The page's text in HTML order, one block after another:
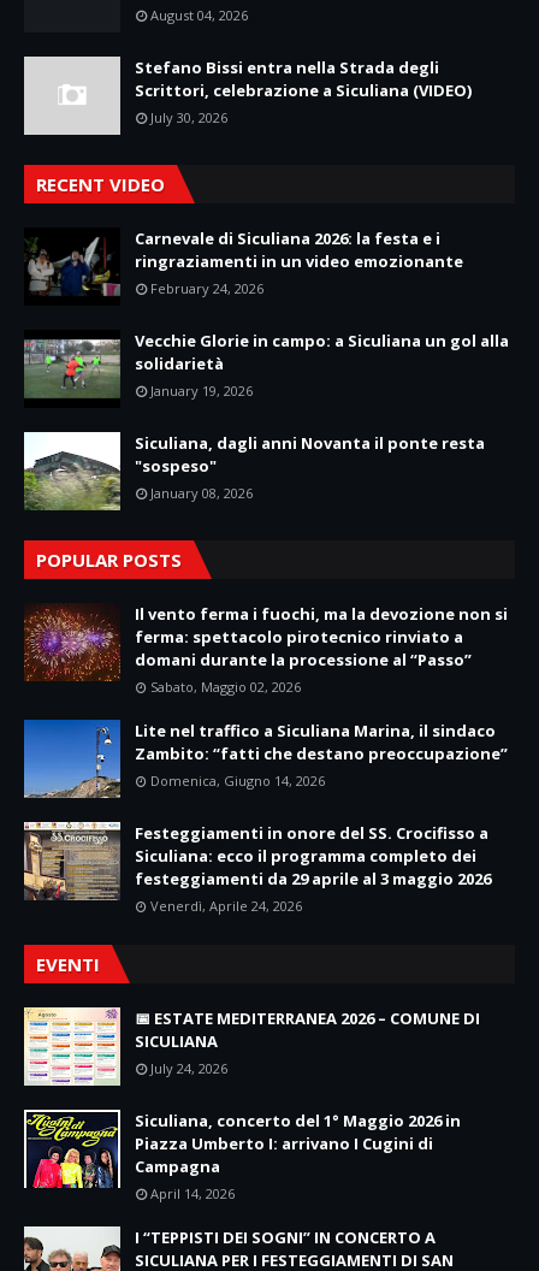
August 04, 2026
Stefano Bissi entra nella Strada degli
Scrittori, celebrazione a Siculiana (VIDEO)
July 30, 2026
RECENT VIDEO
Carnevale di Siculiana 2026: la festa e i
ringraziamenti in un video emozionante
February 24, 2026
Vecchie Glorie in campo: a Siculiana un gol alla
solidarietà
January 19, 2026
Siculiana, dagli anni Novanta il ponte resta
"sospeso"
January 08, 2026
POPULAR POSTS
Il vento ferma i fuochi, ma la devozione non si
ferma: spettacolo pirotecnico rinviato a
domani durante la processione al “Passo”
Sabato, Maggio 02, 2026
Lite nel traffico a Siculiana Marina, il sindaco
Zambito: “fatti che destano preoccupazione”
Domenica, Giugno 14, 2026
Festeggiamenti in onore del SS. Crocifisso a
Siculiana: ecco il programma completo dei
festeggiamenti da 29 aprile al 3 maggio 2026
Venerdì, Aprile 24, 2026
EVENTI
📅 ESTATE MEDITERRANEA 2026 – COMUNE DI
SICULIANA
July 24, 2026
Siculiana, concerto del 1° Maggio 2026 in
Piazza Umberto I: arrivano I Cugini di
Campagna
April 14, 2026
I “TEPPISTI DEI SOGNI” IN CONCERTO A
SICULIANA PER I FESTEGGIAMENTI DI SAN